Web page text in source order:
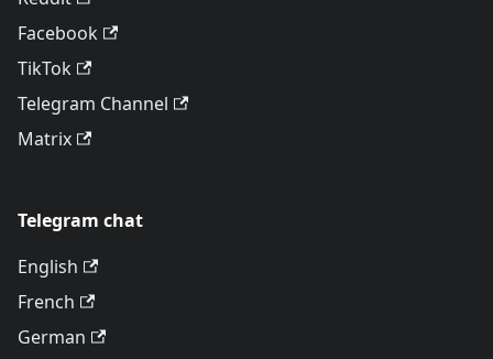
Facebook
TikTok
Telegram Channel
Matrix
Telegram chat
English
French
German